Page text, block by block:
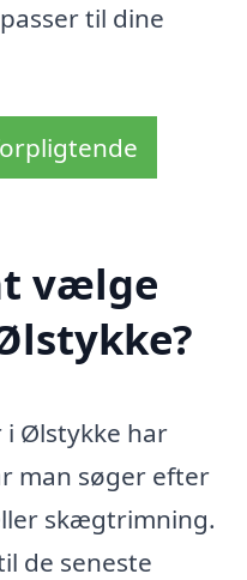
til dine
vælge
Ølstykke har
man søger efter
skægtrimning.
de seneste